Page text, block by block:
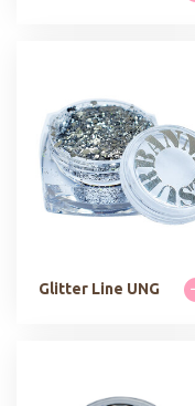
Glitter Line UNG